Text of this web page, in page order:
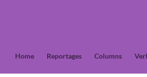
Home Reportages Columns